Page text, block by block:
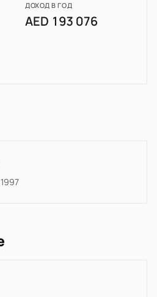
ДОХОД В ГОД
AED 193 076
1997